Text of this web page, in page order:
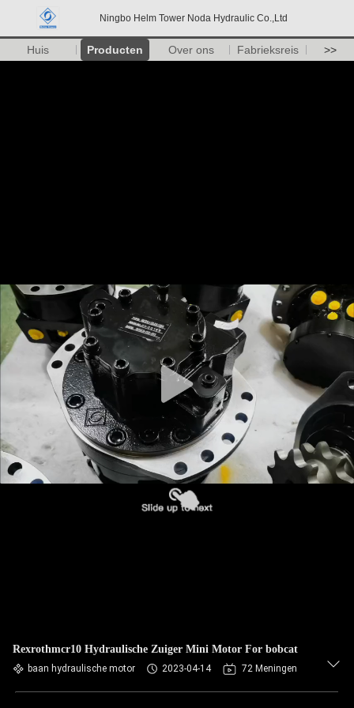
Ningbo Helm Tower Noda Hydraulic Co.,Ltd
Huis Producten Over ons Fabrieksreis >>
Rexrothmcr10 Hydraulische Zuiger Mini Motor For bobcat
baan hydraulische motor 2023-04-14 72 Meningen